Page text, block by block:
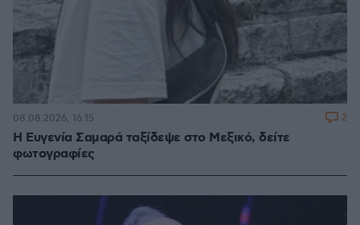
Η Ευγενία Σαμαρά ταξίδεψε στο Μεξικό, δείτε
φωτογραφίες
08.08.2026, 16:15 2